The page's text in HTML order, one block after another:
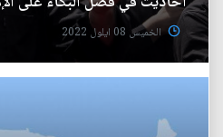
الخميس 08 ايلول 2022